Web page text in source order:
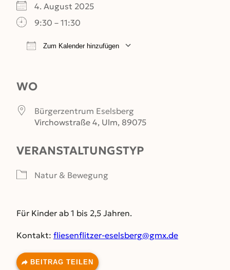
4. August 2025
9:30 – 11:30
Zum Kalender hinzufügen
WO
Bürgerzentrum Eselsberg
Virchowstraße 4, Ulm, 89075
VERANSTALTUNGSTYP
Natur & Bewegung
Für Kinder ab 1 bis 2,5 Jahren.
Kontakt: fliesenflitzer-eselsberg@gmx.de
BEITRAG TEILEN